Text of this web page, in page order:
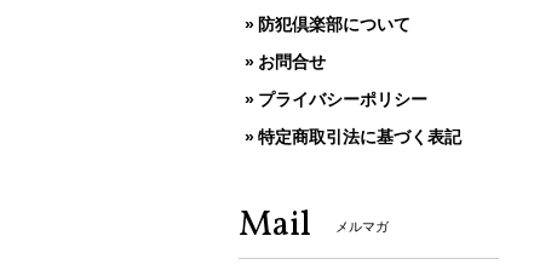
防犯倶楽部について
お問合せ
プライバシーポリシー
特定商取引法に基づく表記
Mail メルマガ